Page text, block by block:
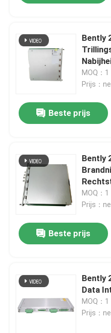
Laat een
We bellen
Bently
MOQ：1
Prijs：
Beste prijs
Bently
MOQ：1
Prijs：
Beste prijs
Bently
Data
MOQ：1
Prijs：